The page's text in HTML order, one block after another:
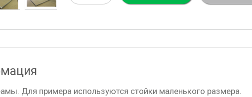
Для примера используются стойки маленького размера.